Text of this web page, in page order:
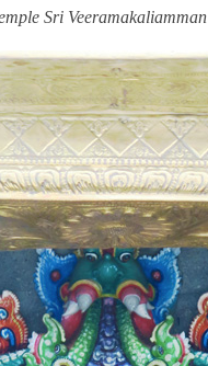
Sri Veeramakaliamman